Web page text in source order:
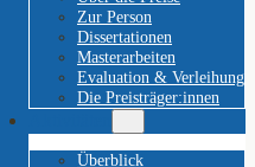
Zur Person
Dissertationen
Masterarbeiten
Evaluation & Verleihung
Die Preisträger:innen
Überblick